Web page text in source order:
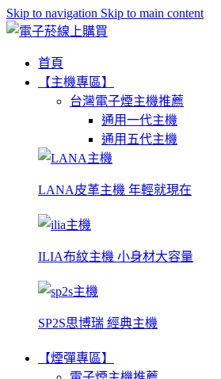
Skip to navigation Skip to main content
首頁
【主機專區】
台灣電子煙主機推薦
通用一代主機
通用五代主機
LANA皮革主機 年輕就現在
ILIA布紋主機 小身材大容量
SP2S思博瑞 經典主機
【煙彈專區】